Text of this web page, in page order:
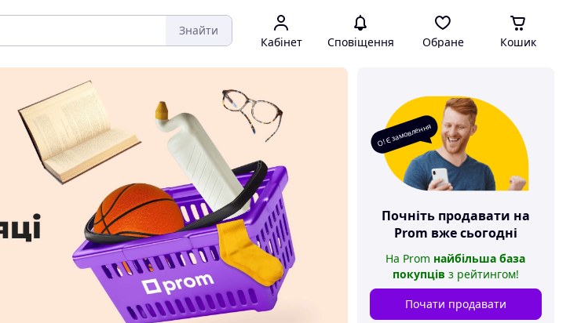
Знайти
Кабінет Сповіщення Обране Кошик
О! Є замовлення
Почніть продавати на
Prom вже сьогодні
На Prom найбільша база
покупців з рейтингом!
Почати продавати